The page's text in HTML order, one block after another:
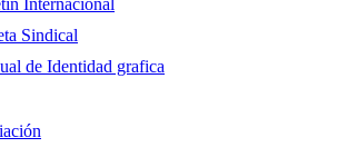
Internacional
Sindical
de Identidad grafica